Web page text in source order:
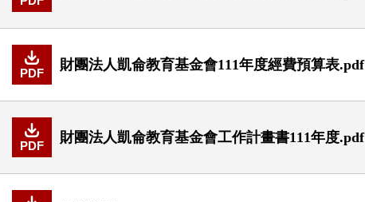
PDF
財團法人凱侖教育基金會111年度經費預算表.pdf
PDF
財團法人凱侖教育基金會工作計畫書111年度.pdf